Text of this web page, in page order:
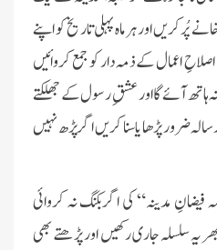
پُر کریں اور ہر ماہ پہلی تاریخ کو اپنے
اعمال کے ذمہ دار کو جمع کروائیں
ہاتھ آئے گا اور عشقِ رسول کے جھلکتے
ضرور پڑھا یا سنا کریں اگر پڑھ نہیں
مدینہ“ کی اگربکنگ نہ کروائی
بھر یہ سلسلہ جاری رکھیں اور پڑھتے بھی